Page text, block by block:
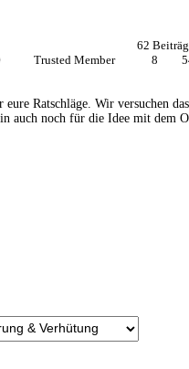
Trusted Member
62
8
eure Ratschläge. Wir versuchen
auch noch für die Idee mit dem